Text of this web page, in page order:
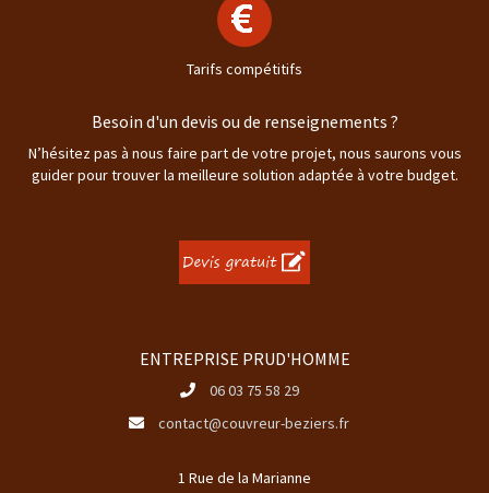
Tarifs compétitifs
Besoin d'un devis ou de renseignements ?
N’hésitez pas à nous faire part de votre projet, nous saurons vous
guider pour trouver la meilleure solution adaptée à votre budget.
ENTREPRISE PRUD'HOMME
06 03 75 58 29
contact@couvreur-beziers.fr
1 Rue de la Marianne